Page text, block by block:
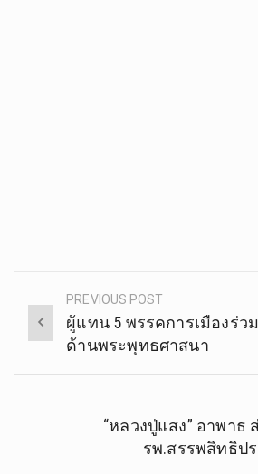
Post
navigation
PREVIOUS POST
ผู้แทน 5 พรรคการเมืองร่ว
ด้านพระพุทธศาสนา
“หลวงปู่แสง” อาพาธ
รพ.สรรพสิทธิป